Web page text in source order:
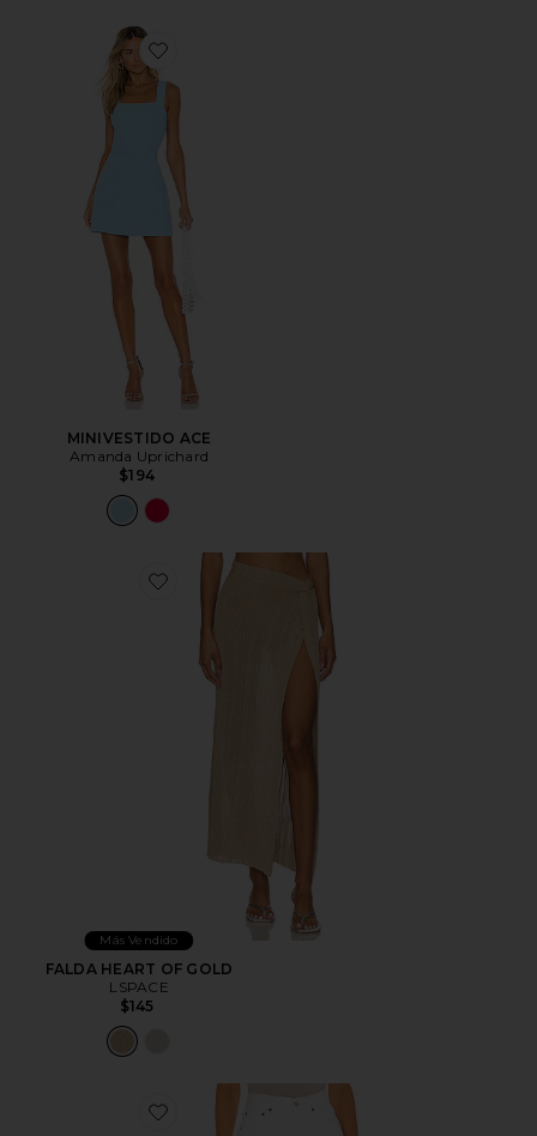
Favorite MINIVESTIDO ACE
MINIVESTIDO ACE
Amanda Uprichard
$194
Favorite FALDA HEART OF GOLD
Más Vendido
FALDA HEART OF GOLD
LSPACE
$145
Favorite Short largo parker